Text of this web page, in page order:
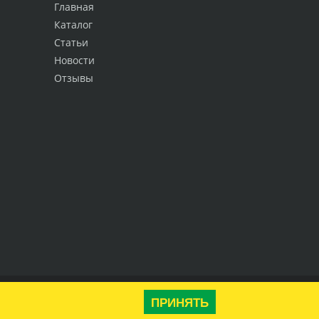
Главная
Каталог
Статьи
Новости
Отзывы
Наверх
ПРИНЯТЬ